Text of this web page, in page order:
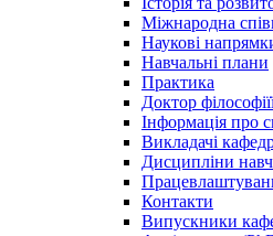
Міжнародна
Наукові
Навчальні плани
Практика
Доктор
Інформація про
Викладачі
Дисципліни
Контакти
Випускники